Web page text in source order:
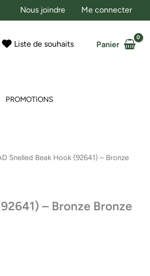
Nous joindre Me connecter
Liste de souhaits Panier
PROMOTIONS
Snelled Beak Hook (92641) – Bronze
– Bronze Bronze